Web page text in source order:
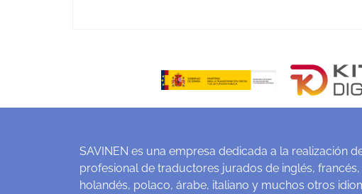
SAVINEN es una empresa dedicada a la realización
profesional de traductores jurados de inglés,
holandés, polaco, árabe, italiano y muchos otros